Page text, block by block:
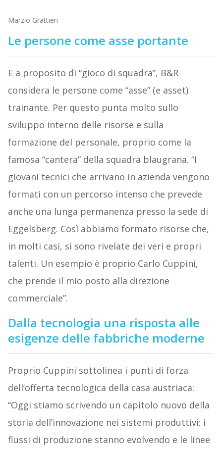
Marzio Grattieri
Le persone come asse portante
E a proposito di “gioco di squadra”, B&R
considera le persone come “asse” (e asset)
trainante. Per questo punta molto sullo
sviluppo interno delle risorse e sulla
formazione del personale, proprio come la
famosa “cantera” della squadra blaugrana. “I
giovani tecnici che arrivano in azienda vengono
formati con un percorso intenso che prevede
anche una lunga permanenza presso la sede di
Eggelsberg. Così abbiamo formato risorse che,
in molti casi, si sono rivelate dei veri e propri
talenti. Un esempio è proprio Carlo Cuppini,
che prende il mio posto alla direzione
commerciale”.
Dalla tecnologia una risposta alle
esigenze delle fabbriche moderne
Proprio Cuppini sottolinea i punti di forza
dell’offerta tecnologica della casa austriaca:
“Oggi stiamo scrivendo un capitolo nuovo della
storia dell’innovazione nei sistemi produttivi: i
flussi di produzione stanno evolvendo e le linee